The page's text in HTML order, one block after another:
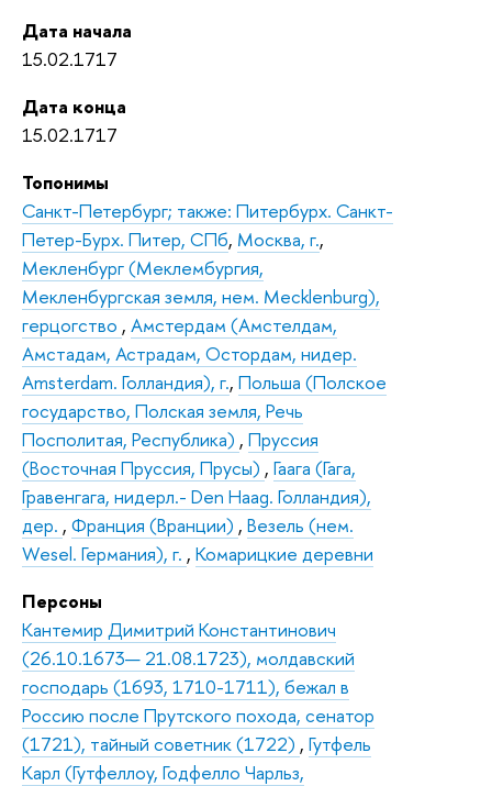
Дата начала
15.02.1717
Дата конца
15.02.1717
Топонимы
Санкт-Петербург; также: Питербурх. Санкт-
Петер-Бурх. Питер, СПб, Москва, г.,
Мекленбург (Меклембургия,
Мекленбургская земля, нем. Mecklenburg),
герцогство , Амстердам (Амстелдам,
Амстадам, Астрадам, Остордам, нидер.
Amsterdam. Голландия), г., Польша (Полское
государство, Полская земля, Речь
Посполитая, Республика) , Пруссия
(Восточная Пруссия, Прусы) , Гаага (Гага,
Гравенгага, нидерл.- Den Haag. Голландия),
дер. , Франция (Вранции) , Везель (нем.
Wesel. Германия), г. , Комарицкие деревни
Персоны
Кантемир Димитрий Константинович
(26.10.1673— 21.08.1723), молдавский
господарь (1693, 1710-1711), бежал в
Россию после Прутского похода, сенатор
(1721), тайный советник (1722) , Гутфель
Карл (Гутфеллоу, Годфелло Чарльз,